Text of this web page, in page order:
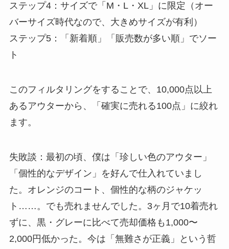
ステップ4：サイズで「M・L・XL」に限定（オー
バーサイズ時代なので、大きめサイズが有利）
ステップ5：「新着順」「販売数が多い順」でソー
ト
このフィルタリングをすることで、10,000点以上
あるアウターから、「確実に売れる100点」に絞れ
ます。
失敗談：最初の頃、僕は「珍しい色のアウター」
「個性的なデザイン」を好んで仕入れていまし
た。オレンジのコート、個性的な柄のジャケッ
ト……。でも売れませんでした。3ヶ月で10着売れ
ずに、黒・グレーに比べて売却価格も1,000〜
2,000円低かった。今は「無難さが正義」という哲